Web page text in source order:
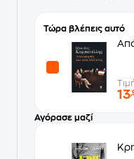
Τώρα βλέπεις αυτό
13
Αγόρασε μαζί